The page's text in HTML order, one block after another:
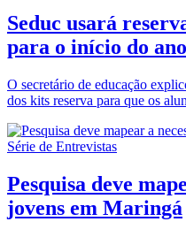
Seduc usará
para o início do
O secretário de educação
dos kits reserva para que os
Série de Entrevistas
Pesquisa deve
jovens em Maringá